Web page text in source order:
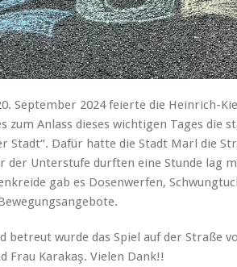
September 2024 feierte die Heinrich-
zum Anlass dieses wichtigen Tages die
Stadt“. Dafür hatte die Stadt Marl die
der Unterstufe durften eine Stunde lag
gab es Dosenwerfen,
betreut wurde das Spiel auf der Straße
Frau Karakaş. Vielen Dank!!